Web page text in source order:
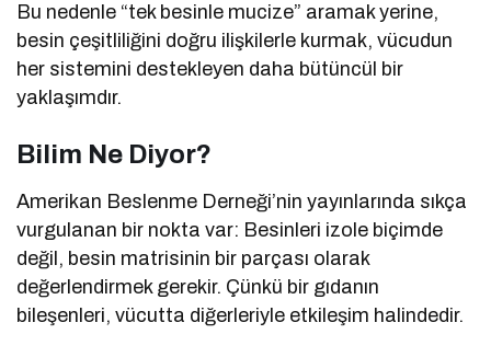
Bu nedenle “tek besinle mucize” aramak yerine,
besin çeşitliliğini doğru ilişkilerle kurmak, vücudun
her sistemini destekleyen daha bütüncül bir
yaklaşımdır.
Bilim Ne Diyor?
Amerikan Beslenme Derneği’nin yayınlarında sıkça
vurgulanan bir nokta var: Besinleri izole biçimde
değil, besin matrisinin bir parçası olarak
değerlendirmek gerekir. Çünkü bir gıdanın
bileşenleri, vücutta diğerleriyle etkileşim halindedir.